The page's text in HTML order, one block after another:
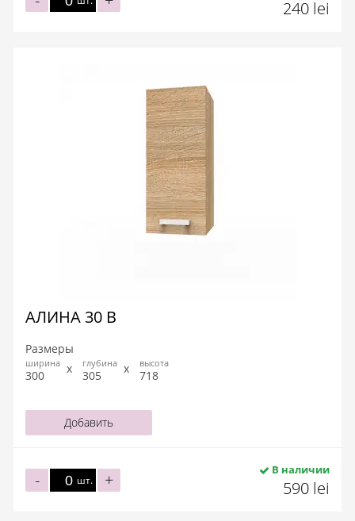
240 lei
АЛИНА 30 В
Размеры
ширина
300
глубина
305
высота
718
Добавить
шт. +
- В наличии
590 lei